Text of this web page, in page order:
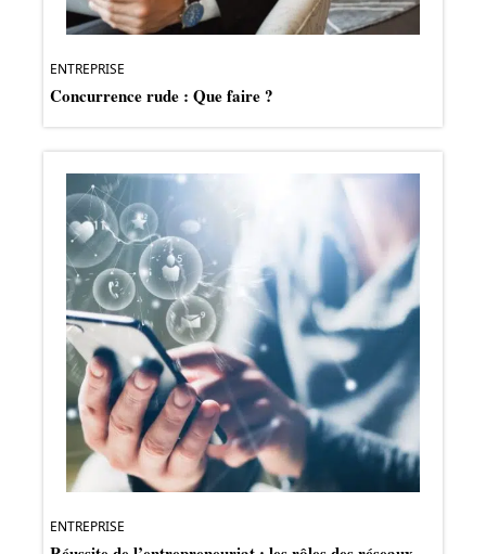
ENTREPRISE
Concurrence rude : Que faire ?
ENTREPRISE